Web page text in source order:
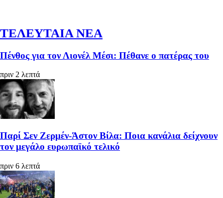
ΤΕΛΕΥΤΑΙΑ ΝΕΑ
Πένθος για τον Λιονέλ Μέσι: Πέθανε ο πατέρας του
πριν 2 λεπτά
Παρί Σεν Ζερμέν-Άστον Βίλα: Ποια κανάλια δείχνουν
τον μεγάλο ευρωπαϊκό τελικό
πριν 6 λεπτά